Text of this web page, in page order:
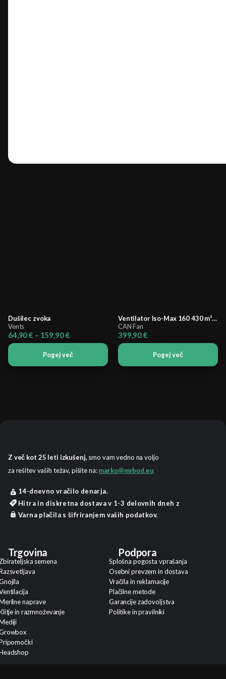
Dušilec zvoka
Vents
64,90€ – 159,90€Cenovni
razpon:
od
64,90 €
Pogej več
Ventilator Iso-Max 160 430 m³/h
CAN Fan
399,90€
Pogej več
Z več kot 25 leti izkušenj, smo vam vedno na voljo
za rešitev vaših težav, pišite na: marko@mrbud.eu
14-dnevno vračilo denarja.
Hitra in diskretna dostava v 1-3 delovnih dneh z
Varna plačila s šifriranjem vaših podatkov.
Trgovina
semena
naprave
in razmnoževanje
Podpora
Splošna pogosta vprašanja
Osebni prevzem in dostava
Vračila in reklamacije
Plačilne metode
Garancije zadovoljstva
Politike in pravilniki